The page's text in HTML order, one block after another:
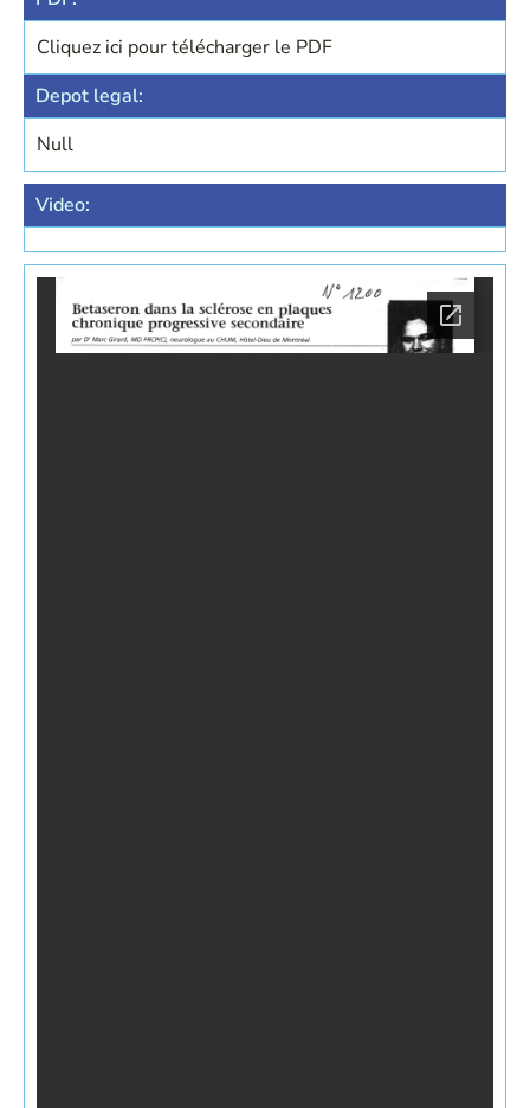
Cliquez ici pour télécharger le PDF
Depot legal:
Null
Video: